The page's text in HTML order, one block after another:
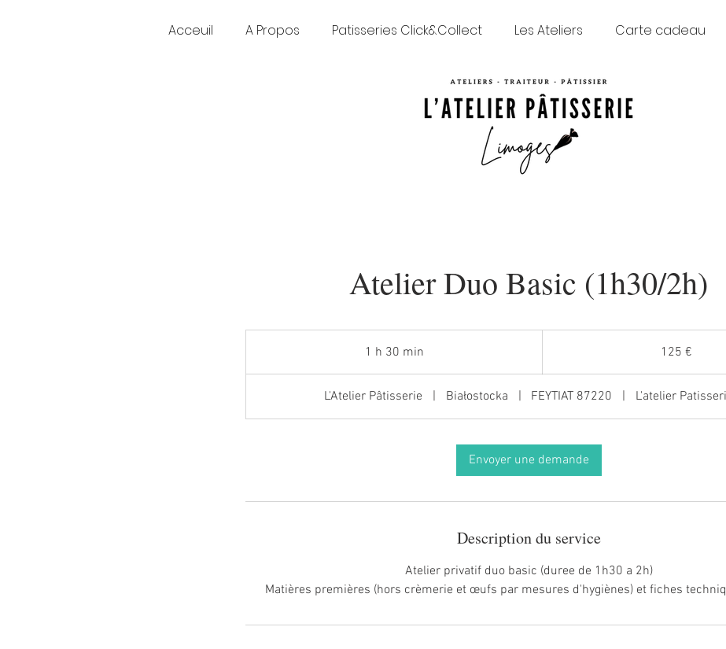
Acceuil A Propos Patisseries Click&Collect Les Ateliers Carte cadeau
Atelier Duo Basic (1h30/2h)
1 h 30 min
3
125 €
L'Atelier Pâtisserie Białostocka FEYTIAT 87220 L'atelier
Envoyer une demande
Description du service
Atelier privatif duo basic (duree de 1h30 a 2h)
Matières premières (hors crèmerie et œufs par mesures d'hygiènes) et fiches